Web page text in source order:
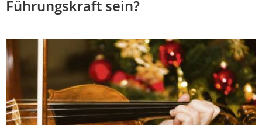
Führungskraft sein?